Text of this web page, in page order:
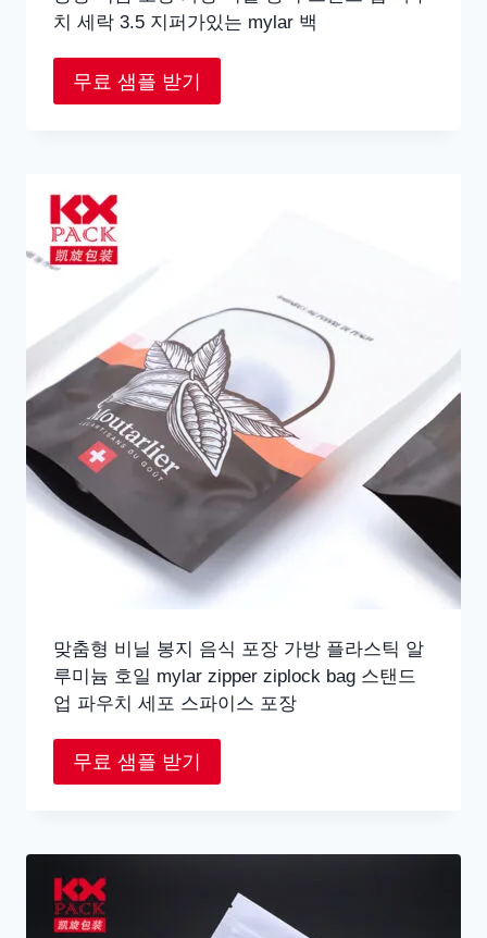
치 세락 3.5 지퍼가있는 mylar 백
무료 샘플 받기
맞춤형 비닐 봉지 음식 포장 가방 플라스틱 알
루미늄 호일 mylar zipper ziplock bag 스탠드
업 파우치 세포 스파이스 포장
무료 샘플 받기